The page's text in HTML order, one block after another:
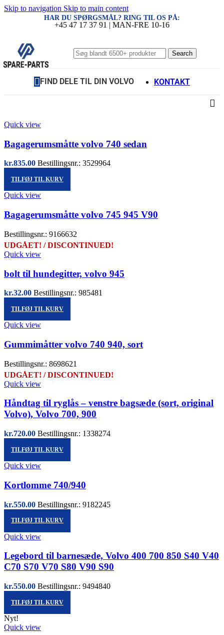
Skip to navigation Skip to main content
HAR DU SPØRGSMÅL? RING TIL OS PÅ:
+45 47 17 37 91 | MAN-FRE 10-16
Search
FIND DELE TIL DIN VOLVO KONTAKT
Quick view
Bagagerumsmåtte volvo 740 sedan
kr.835.00 Bestillingsnr.: 3529964
TILFØJ TIL KURV
Quick view
Bagagerumsmåtte volvo 745 945 V90
Bestillingsnr.: 9166632
UDGÅET! / DISCONTINUED!
Quick view
bolt til hundegitter, volvo 945
kr.32.00 Bestillingsnr.: 985481
TILFØJ TIL KURV
Quick view
Gummimåtter volvo 740 940, sort
Bestillingsnr.: 8698621
UDGÅET! / DISCONTINUED!
Quick view
Håndtag til ryglås – venstre bagsæde (sort, original
Volvo), Volvo 700, 900
kr.720.00 Bestillingsnr.: 1338274
TILFØJ TIL KURV
Quick view
Kortlomme 740/940
kr.550.00 Bestillingsnr.: 9182245
TILFØJ TIL KURV
Quick view
Legebord til barnesæde, Volvo 400 700 850 S40 V40
C70 S70 V70 S80 V90 S90
kr.550.00 Bestillingsnr.: 9494840
TILFØJ TIL KURV
Nyt!
Quick view